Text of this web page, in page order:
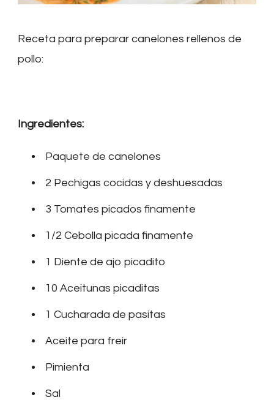
Receta para preparar canelones rellenos de
pollo:
Ingredientes:
Paquete de canelones
2 Pechigas cocidas y deshuesadas
3 Tomates picados finamente
1/2 Cebolla picada finamente
1 Diente de ajo picadito
10 Aceitunas picaditas
1 Cucharada de pasitas
Aceite para freir
Pimienta
Sal